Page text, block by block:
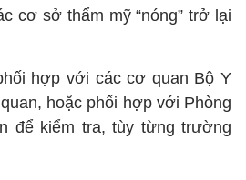
cơ sở thẩm mỹ “nóng” trở lại
hợp với các cơ quan Bộ Y
hoặc phối hợp với Phòng
để kiểm tra, tùy từng trường